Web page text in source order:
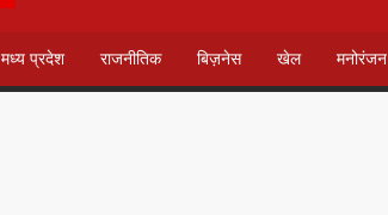
NEWS TV
मध्य प्रदेश राजनीतिक बिज़नेस खेल मनोरंजन